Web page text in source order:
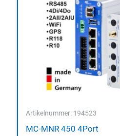
Artikelnummer: 194523
MC-MNR 450 4Port